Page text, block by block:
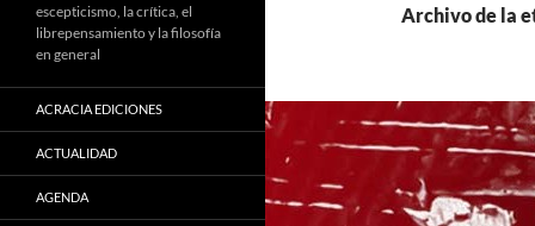
Archivo de la
escepticismo, la crítica, el
librepensamiento y la filosofía
en general
ACRACIA EDICIONES
ACTUALIDAD
AGENDA